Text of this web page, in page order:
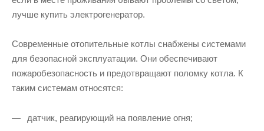
лучше купить электрогенератор.
Современные отопительные котлы снабжены системами
для безопасной эксплуатации. Они обеспечивают
пожаробезопасность и предотвращают поломку котла. К
таким системам относятся:
датчик, реагирующий на появление огня;